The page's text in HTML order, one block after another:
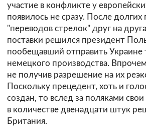
участие в конфликте у
появилось не сразу. После долгих
"переводов стрелок" друг на
поставки решился президент
пообещавший отправить Украине
немецкого производства.
не получив разрешение на их
Поскольку прецедент, хоть и
создан, то вслед за поляками
в количестве двенадцати штук
Британия.